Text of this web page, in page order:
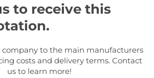
to receive this
company to the main manufacturers
costs and delivery terms. Contact
us to learn more!